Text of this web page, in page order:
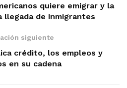
quiere emigrar y la
llegada de inmigrantes
siguiente
crédito, los empleos y
en su cadena